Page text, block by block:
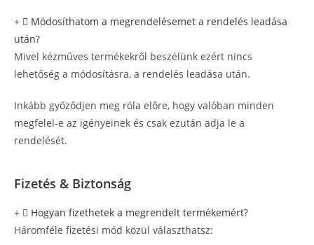
Módosíthatom a megrendelésemet a rendelés leadása
után?
Mivel kézműves termékekről beszélünk ezért nincs
lehetőség a módosításra, a rendelés leadása után.
Inkább győződjen meg róla előre, hogy valóban minden
megfelel-e az igényeinek és csak ezután adja le a
rendelését.
Fizetés & Biztonság
Hogyan fizethetek a megrendelt termékemért?
Háromféle fizetési mód közül választhatsz: